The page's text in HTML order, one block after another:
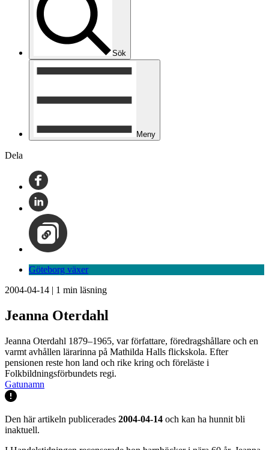
Sök
Meny
Dela
Göteborg växer
2004-04-14 | 1 min läsning
Jeanna Oterdahl
Jeanna Oterdahl 1879–1965, var författare, föredragshållare och en
varmt avhållen lärarinna på Mathilda Halls flickskola. Efter
pensionen reste hon land och rike kring och föreläste i
Folkbildningsförbundets regi.
Gatunamn
Den här artikeln publicerades 2004-04-14 och kan ha hunnit bli
inaktuell.